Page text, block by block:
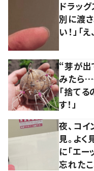
ドラッ
別に渡
い！」「
“芽が出
みたら
「捨て
す！」
夜、コ
見。よ
に「エー
忘れたこ